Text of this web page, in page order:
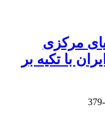
مرکزی
با تکیه بر